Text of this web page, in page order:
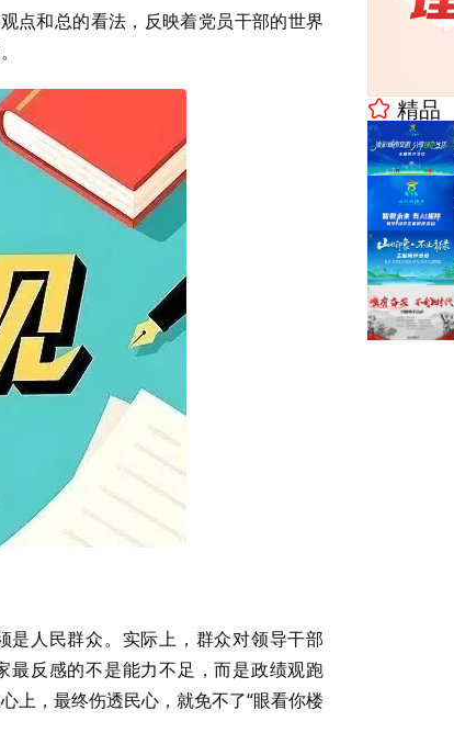
点和总的看法，反映着党员干部的世界
人民群众。实际上，群众对领导干部
最反感的不是能力不足，而是政绩观跑
上，最终伤透民心，就免不了“眼看你楼
精品